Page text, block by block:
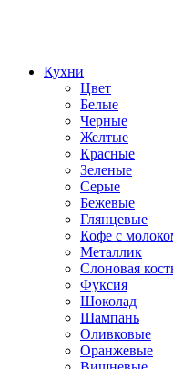
Кухни
Цвет
Белые
Черные
Желтые
Красные
Зеленые
Серые
Бежевые
Глянцевые
Кофе с
Металлик
Слоновая
Фуксия
Шоколад
Шампань
Оливковые
Оранжевые